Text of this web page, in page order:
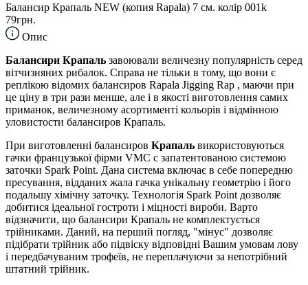
Балансир Крапаль NEW (копия Rapala) 7 см. колір 001k
79грн.
Опис
Балансири Крапаль завоювали величезну популярність серед
вітчизняних рибалок. Справа не тільки в тому, що вони є
реплікою відомих балансиров Rapala Jigging Rap , маючи при
це ціну в три рази менше, але і в якості виготовлення самих
приманок, величезному асортименті кольорів і відмінною
уловистости балансиров Крапаль.
При виготовленні балансиров Крапаль використовуються
гачки французької фірми VMC c запатентованою системою
заточки Spark Point. Дана система включає в себе попередню
пресування, відданих жала гачка унікальну геометрію і його
подальшу хімічну заточку. Технологія Spark Point дозволяє
добитися ідеальної гостроти і міцності вироби. Варто
відзначити, що балансири Крапаль не комплектується
трійниками. Даний, на перший погляд, "мінус" дозволяє
підібрати трійник або підвіску відповідні Вашим умовам лову
і передбачуваним трофеїв, не переплачуючи за непотрібний
штатний трійник.